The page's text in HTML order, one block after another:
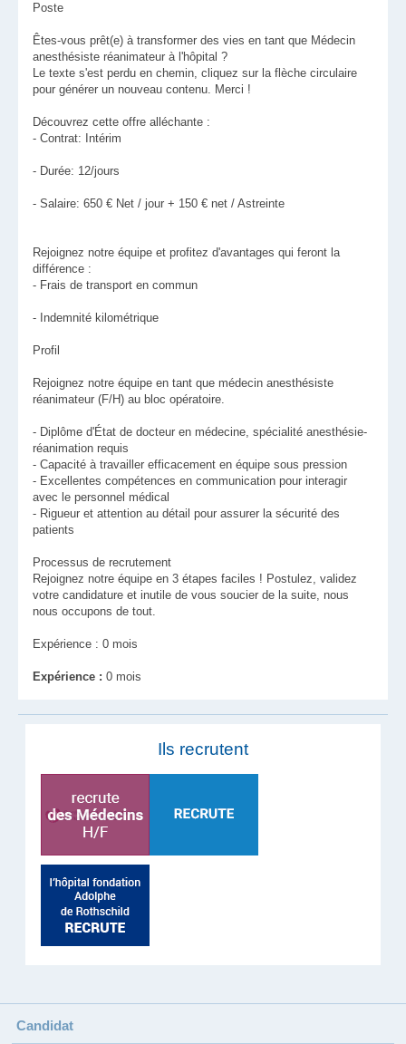
Poste
Êtes-vous prêt(e) à transformer des vies en tant que Médecin
anesthésiste réanimateur à l'hôpital ?
Le texte s'est perdu en chemin, cliquez sur la flèche circulaire
pour générer un nouveau contenu. Merci !
Découvrez cette offre alléchante :
- Contrat: Intérim
- Durée: 12/jours
- Salaire: 650 € Net / jour + 150 € net / Astreinte
Rejoignez notre équipe et profitez d'avantages qui feront la
différence :
- Frais de transport en commun
- Indemnité kilométrique
Profil
Rejoignez notre équipe en tant que médecin anesthésiste
réanimateur (F/H) au bloc opératoire.
- Diplôme d'État de docteur en médecine, spécialité anesthésie-
réanimation requis
- Capacité à travailler efficacement en équipe sous pression
- Excellentes compétences en communication pour interagir
avec le personnel médical
- Rigueur et attention au détail pour assurer la sécurité des
patients
Processus de recrutement
Rejoignez notre équipe en 3 étapes faciles ! Postulez, validez
votre candidature et inutile de vous soucier de la suite, nous
nous occupons de tout.
Expérience : 0 mois
Expérience : 0 mois
Ils recrutent
Candidat